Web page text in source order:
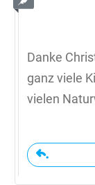
Danke
ganz viele
vielen